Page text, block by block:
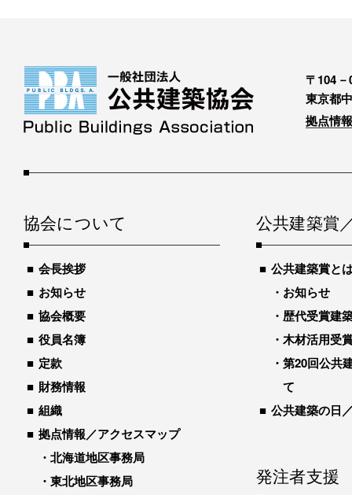
〒104－
東京都
拠点情
協会について
会長挨拶
お知らせ
協会概要
役員名簿
定款
財務情報
組織
拠点情報／アクセスマップ
北海道地区事務局
東北地区事務局
公共建築賞
公共建築賞と
お知らせ
歴代受賞建
木材活用受
第20回公共
て
公共建築の日
発注者支援